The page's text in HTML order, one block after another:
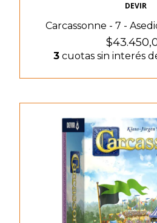
DEVIR
Carcassonne - 7 -
3 cuotas sin interés